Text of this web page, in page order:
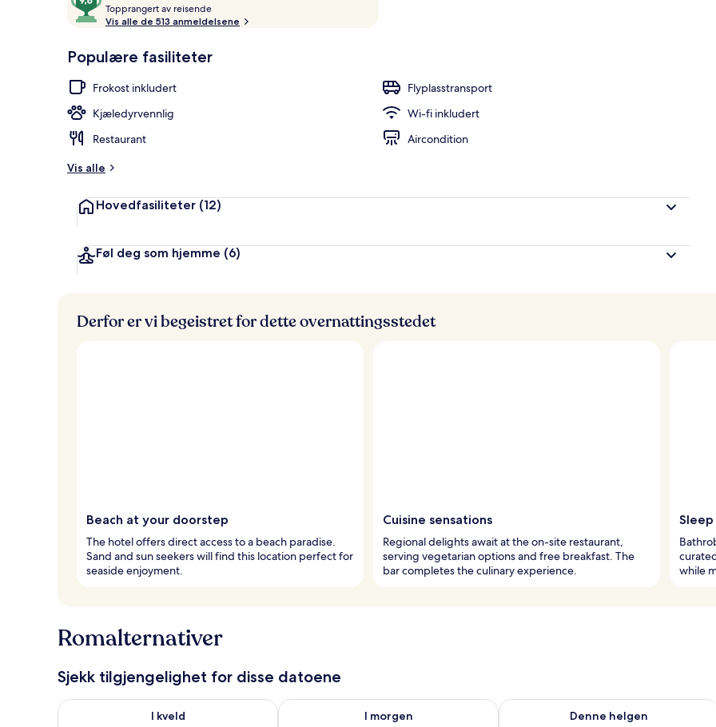
av
10,
Topprangert av reisende
o
v
i
e
Vis alle de 513 anmeldelsene
Populære fasiliteter
Frokost inkludert
Flyplasstransport
Kjæledyrvennlig
Wi-fi inkludert
Restaurant
Aircondition
Vis alle
Hovedfasiliteter (12)
Føl deg som hjemme (6)
Derfor er vi begeistret for dette overnattingsstedet
Beach at your doorstep
The hotel offers direct access to a beach paradise.
Sand and sun seekers will find this location perfect for
seaside enjoyment.
Cuisine sensations
Regional delights await at the on-site restaurant,
serving vegetarian options and free breakfast. The
bar completes the culinary experience.
while
Romalternativer
Sjekk tilgjengelighet for disse datoene
I kveld
Sjekk tilgjengelighet for i kveld, aug. 8 - aug. 9
I morgen
Sjekk tilgjengelighet for i morgen, aug. 9 - aug. 10
Denne helgen
Sjekk tilgjengelighet for denne helgen,